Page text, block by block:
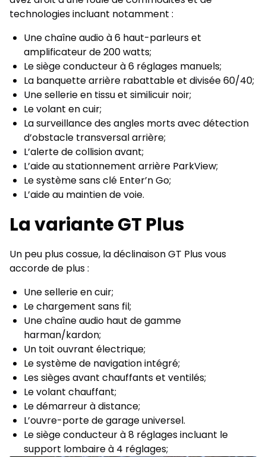
technologies incluant notamment :
Une chaîne audio à 6 haut-parleurs et
amplificateur de 200 watts;
Le siège conducteur à 6 réglages manuels;
La banquette arrière rabattable et divisée 60/40;
Une sellerie en tissu et similicuir noir;
Le volant en cuir;
La surveillance des angles morts avec détection
d’obstacle transversal arrière;
L’alerte de collision avant;
L’aide au stationnement arrière ParkView;
Le système sans clé Enter’n Go;
L’aide au maintien de voie.
La variante GT Plus
Un peu plus cossue, la déclinaison GT Plus vous
accorde de plus :
Une sellerie en cuir;
Le chargement sans fil;
Une chaîne audio haut de gamme
harman/kardon;
Un toit ouvrant électrique;
Le système de navigation intégré;
Les sièges avant chauffants et ventilés;
Le volant chauffant;
Le démarreur à distance;
L’ouvre-porte de garage universel.
Le siège conducteur à 8 réglages incluant le
support lombaire à 4 réglages;